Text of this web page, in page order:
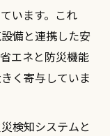
います。これ
備と連携した安
エネと防災機能
く寄与していま
検知システムと